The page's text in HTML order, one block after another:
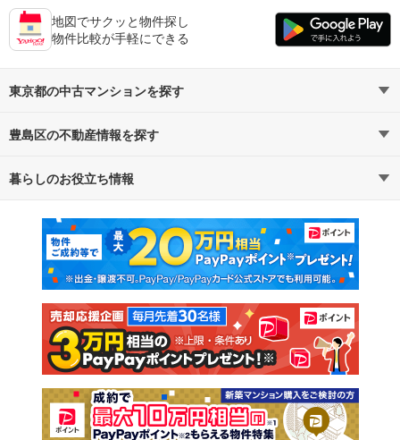
地図でサクッと物件探し
物件比較が手軽にできる
東京都の中古マンションを探す
路線・駅から探す
通勤・通学時間から探す
豊島区の不動産情報を探す
不動産・住宅
新築マンション 中古マンション
新築一戸建て 中古一戸建て
注文住宅 土地
売却査定
暮らしのお役立ち情報
マンションカタログ 教えて！住まいの先生